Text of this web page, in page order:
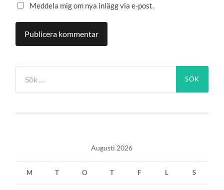
Meddela mig om nya inlägg via e-post.
efter:
Augusti 2026
M T O T F L S